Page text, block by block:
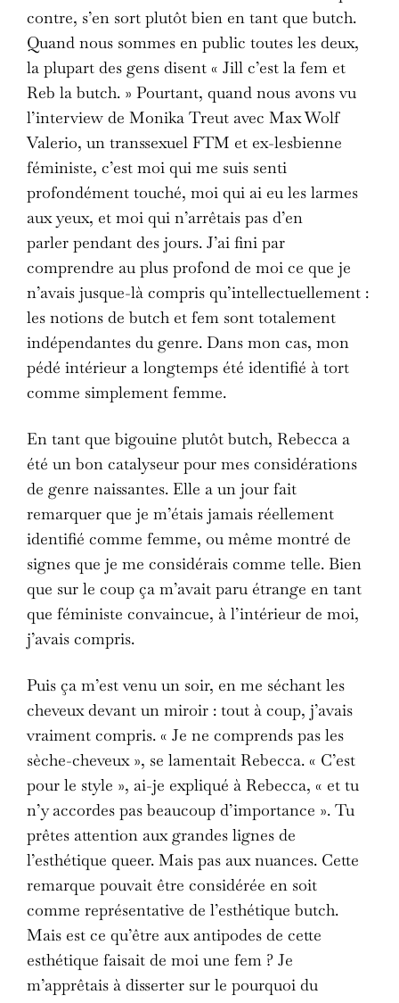
contre, s’en sort plutôt bien en tant que butch.
Quand nous sommes en public toutes les deux,
la plupart des gens disent « Jill c’est la fem et
Reb la butch. » Pourtant, quand nous avons vu
l’interview de Monika Treut avec Max Wolf
Valerio, un transsexuel FTM et ex-lesbienne
féministe, c’est moi qui me suis senti
profondément touché, moi qui ai eu les larmes
aux yeux, et moi qui n’arrêtais pas d’en
parler pendant des jours. J’ai fini par
comprendre au plus profond de moi ce que je
n’avais jusque-là compris qu’intellectuellement :
les notions de butch et fem sont totalement
indépendantes du genre. Dans mon cas, mon
pédé intérieur a longtemps été identifié à tort
comme simplement femme.
En tant que bigouine plutôt butch, Rebecca a
été un bon catalyseur pour mes considérations
de genre naissantes. Elle a un jour fait
remarquer que je m’étais jamais réellement
identifié comme femme, ou même montré de
signes que je me considérais comme telle. Bien
que sur le coup ça m’avait paru étrange en tant
que féministe convaincue, à l’intérieur de moi,
j’avais compris.
Puis ça m’est venu un soir, en me séchant les
cheveux devant un miroir : tout à coup, j’avais
vraiment compris. « Je ne comprends pas les
sèche-cheveux », se lamentait Rebecca. « C’est
pour le style », ai-je expliqué à Rebecca, « et tu
n’y accordes pas beaucoup d’importance ». Tu
prêtes attention aux grandes lignes de
l’esthétique queer. Mais pas aux nuances. Cette
remarque pouvait être considérée en soit
comme représentative de l’esthétique butch.
Mais est ce qu’être aux antipodes de cette
esthétique faisait de moi une fem ? Je
m’apprêtais à disserter sur le pourquoi du